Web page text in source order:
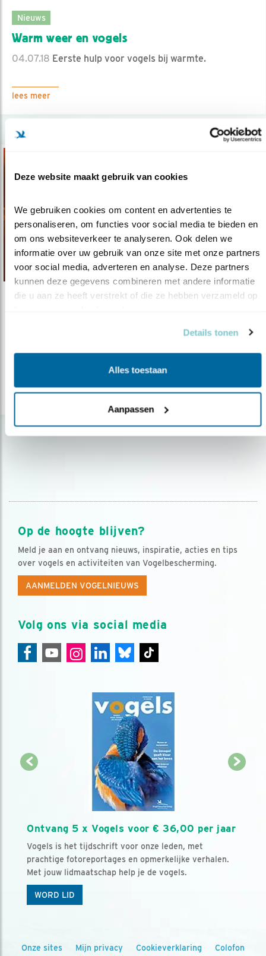
Deze website maakt gebruik van cookies
We gebruiken cookies om content en advertenties te
personaliseren, om functies voor social media te bieden en
om ons websiteverkeer te analyseren. Ook delen we
informatie over uw gebruik van onze site met onze partners
voor social media, adverteren en analyse. Deze partners
kunnen deze gegevens combineren met andere informatie
die u aan ze heeft verstrekt of die ze hebben verzameld op
Details tonen
Alles toestaan
Aanpassen
Nieuws
Warm weer en vogels
04.07.18 Eerste hulp voor vogels bij warmte.
lees meer
lees meer
Op de hoogte blijven?
Meld je aan en ontvang nieuws, inspiratie, acties en tips
over vogels en activiteiten van Vogelbescherming.
AANMELDEN VOGELNIEUWS
Volg ons via social media
Ontvang 5 x Vogels voor € 36,00 per jaar
Vogels is het tijdschrift voor onze leden, met
prachtige fotoreportages en opmerkelijke verhalen.
Met jouw lidmaatschap help je de vogels.
WORD LID
Onze sites Mijn privacy Cookieverklaring Colofon